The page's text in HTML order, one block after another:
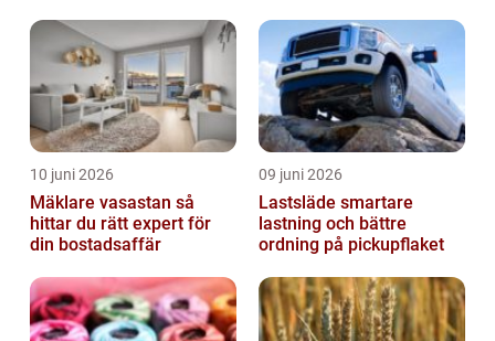
10 juni 2026
Mäklare vasastan så
hittar du rätt expert för
din bostadsaffär
09 juni 2026
Lastsläde smartare
lastning och bättre
ordning på pickupflaket